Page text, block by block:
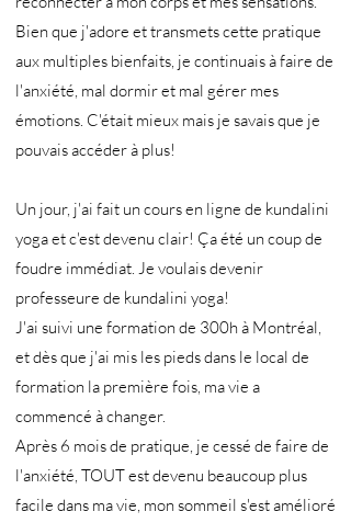
Bien que j'adore et transmets cette pratique
aux multiples bienfaits, je continuais à faire de
l'anxiété, mal dormir et mal gérer mes
émotions. C'était mieux mais je savais que je
pouvais accéder à plus!
Un jour, j'ai fait un cours en ligne de kundalini
yoga et c'est devenu clair! Ça été un coup de
foudre immédiat. Je voulais devenir
professeure de kundalini yoga!
J'ai suivi une formation de 300h à Montréal,
et dès que j'ai mis les pieds dans le local de
formation la première fois, ma vie a
commencé à changer.
Après 6 mois de pratique, je cessé de faire de
l'anxiété, TOUT est devenu beaucoup plus
facile dans ma vie, mon sommeil s'est amélioré